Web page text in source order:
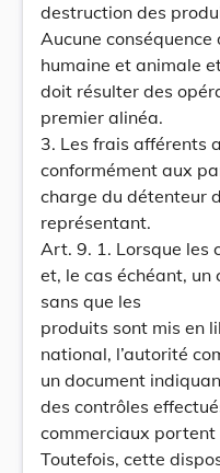
destruction des
Aucune
humaine et animale
doit résulter des
premier alinéa.
3. Les frais afférents
conformément aux
charge du détenteur
représentant.
Art. 9. 1. Lorsque les
et, le cas échéant, un
sans que les
produits sont mis en
national, l’autorité
un document
des contrôles
commerciaux portent
Toutefois, cette